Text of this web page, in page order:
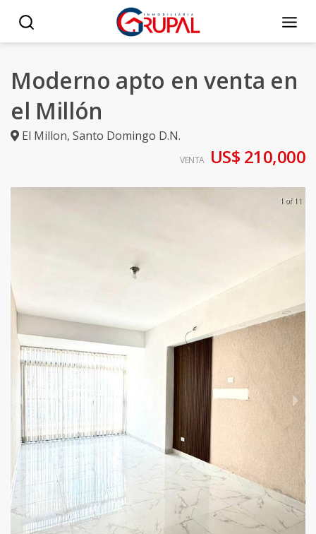
Moderno apto en venta en
el Millón
El Millon, Santo Domingo D.N.
VENTA US$ 210,000
1 of 11